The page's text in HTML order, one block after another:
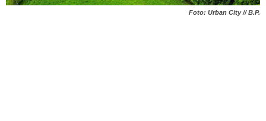
Foto: Urban City // B.P.